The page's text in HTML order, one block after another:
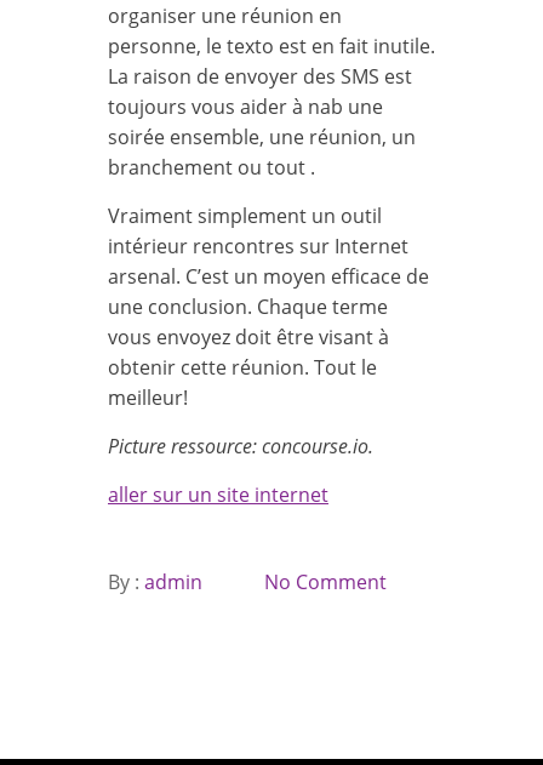
organiser une réunion en
personne, le texto est en fait inutile.
La raison de envoyer des SMS est
toujours vous aider à nab une
soirée ensemble, une réunion, un
branchement ou tout .
Vraiment simplement un outil
intérieur rencontres sur Internet
arsenal. C’est un moyen efficace de
une conclusion. Chaque terme
vous envoyez doit être visant à
obtenir cette réunion. Tout le
meilleur!
Picture ressource: concourse.io.
aller sur un site internet
By : admin No Comment